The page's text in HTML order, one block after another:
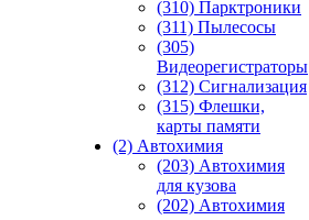
(310) Парктроники
(311) Пылесосы
(305)
Видеорегистраторы
(312) Сигнализация
(315) Флешки,
карты памяти
(2) Автохимия
(203) Автохимия
для кузова
(202) Автохимия